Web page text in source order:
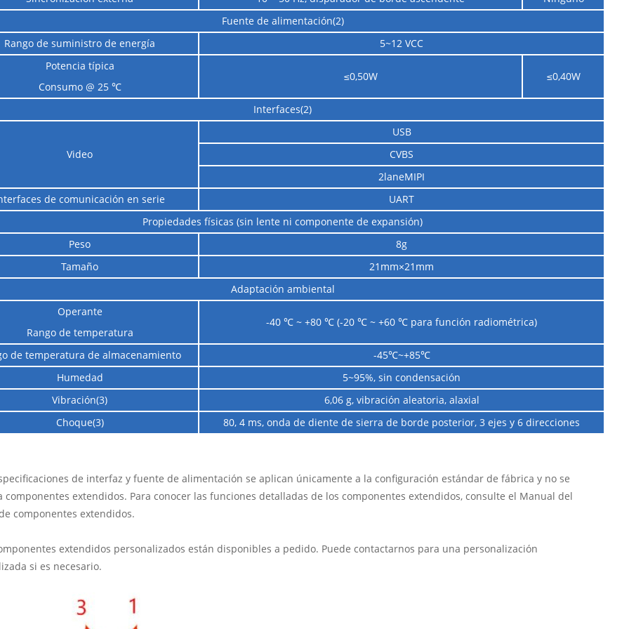
Fuente de alimentación(2)
Rango de suministro de energía
5~12 VCC
Potencia típica
Consumo @ 25 ℃
≤0,50W ≤0,40W
Interfaces(2)
Video
USB
CVBS
2laneMIPI
de comunicación en serie
UART
Propiedades físicas (sin lente ni componente de expansión)
Peso
8g
Tamaño
21mm×21mm
Adaptación ambiental
Operante
Rango de temperatura
-40 ℃ ~ +80 ℃ (-20 ℃ ~ +60 ℃ para función radiométrica)
de temperatura de almacenamiento
-45℃~+85℃
Humedad
5~95%, sin condensación
Vibración(3)
6,06 g, vibración aleatoria, alaxial
Choque(3)
80, 4 ms, onda de diente de sierra de borde posterior, 3 ejes y 6 direcciones
de interfaz y fuente de alimentación se aplican únicamente a la configuración estándar de fábrica y no se
componentes extendidos. Para conocer las funciones detalladas de los componentes extendidos, consulte el Manual del
componentes extendidos.
extendidos personalizados están disponibles a pedido. Puede contactarnos para una personalización
si es necesario.